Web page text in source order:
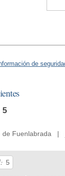
de
5
Fuenlabrada |
5